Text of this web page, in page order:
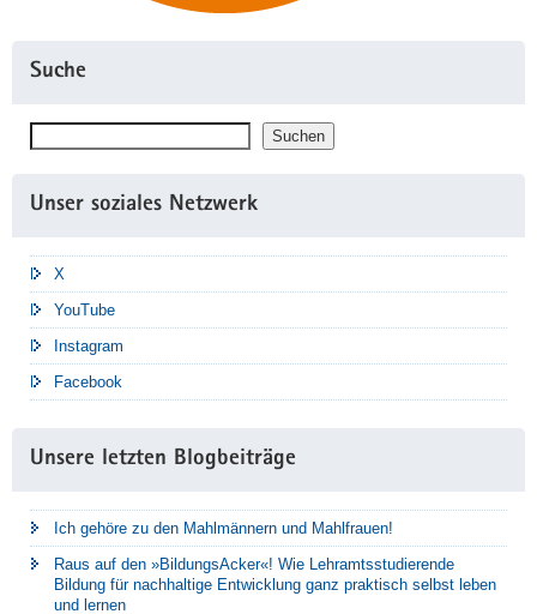
Suche
Suchen
Unser soziales Netzwerk
X
YouTube
Instagram
Facebook
Unsere letzten Blogbeiträge
Ich gehöre zu den Mahlmännern und Mahlfrauen!
Raus auf den »BildungsAcker«! Wie Lehramtsstudierende
Bildung für nachhaltige Entwicklung ganz praktisch selbst leben
und lernen